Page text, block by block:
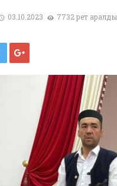
03.10.2023 7732 рет қаралды